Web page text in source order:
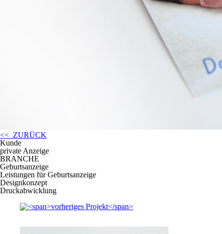
<< ZURÜCK
Kunde
private Anzeige
BRANCHE
Geburtsanzeige
Leistungen für Geburtsanzeige
Designkonzept
Druckabwicklung